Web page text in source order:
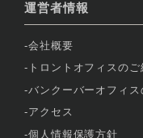
運営者情報
会社概要
トロントオフィスのご
バンクーバーオフィス
アクセス
個人情報保護方針